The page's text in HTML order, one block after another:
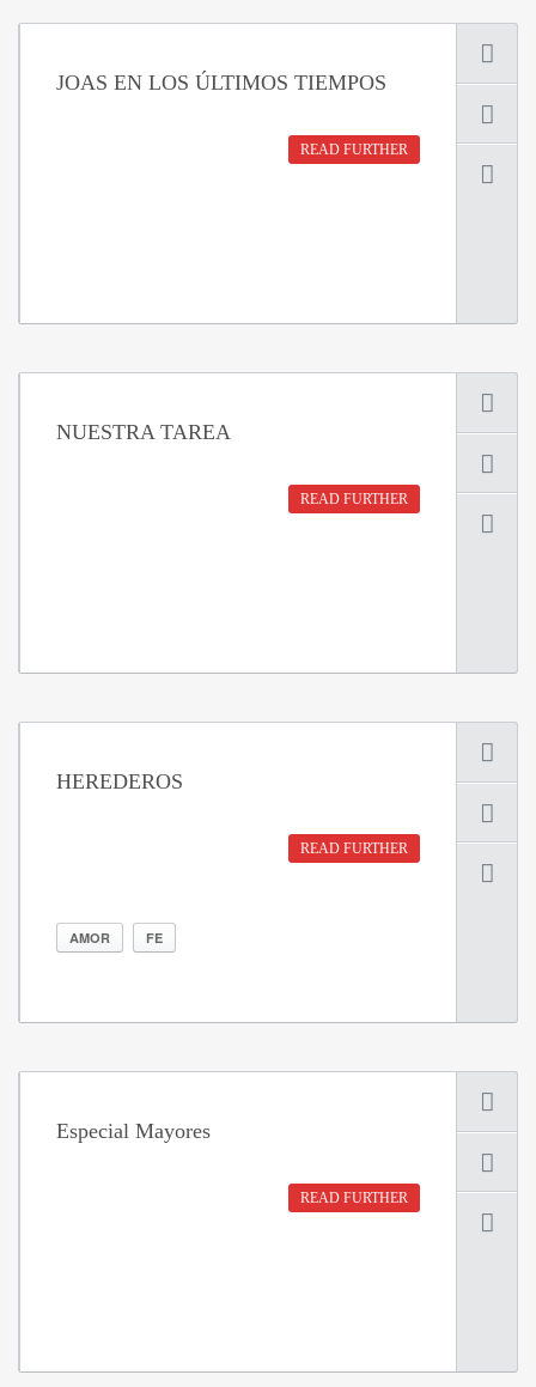
JOAS EN LOS ÚLTIMOS TIEMPOS
READ FURTHER
NUESTRA TAREA
READ FURTHER
HEREDEROS
READ FURTHER
AMOR FE
Especial Mayores
READ FURTHER